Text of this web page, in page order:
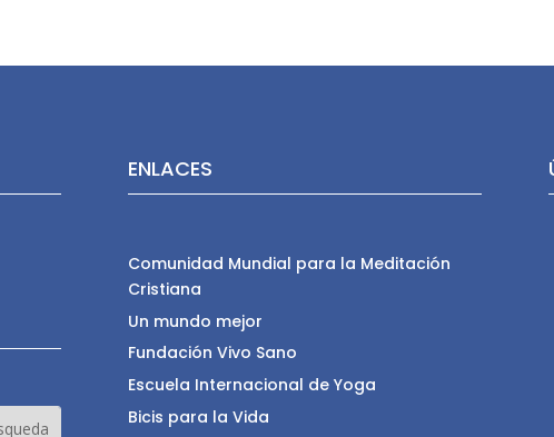
ENLACES
Comunidad Mundial para la Meditación
Cristiana
Un mundo mejor
Fundación Vivo Sano
Escuela Internacional de Yoga
Bicis para la Vida